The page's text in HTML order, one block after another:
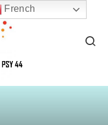
French